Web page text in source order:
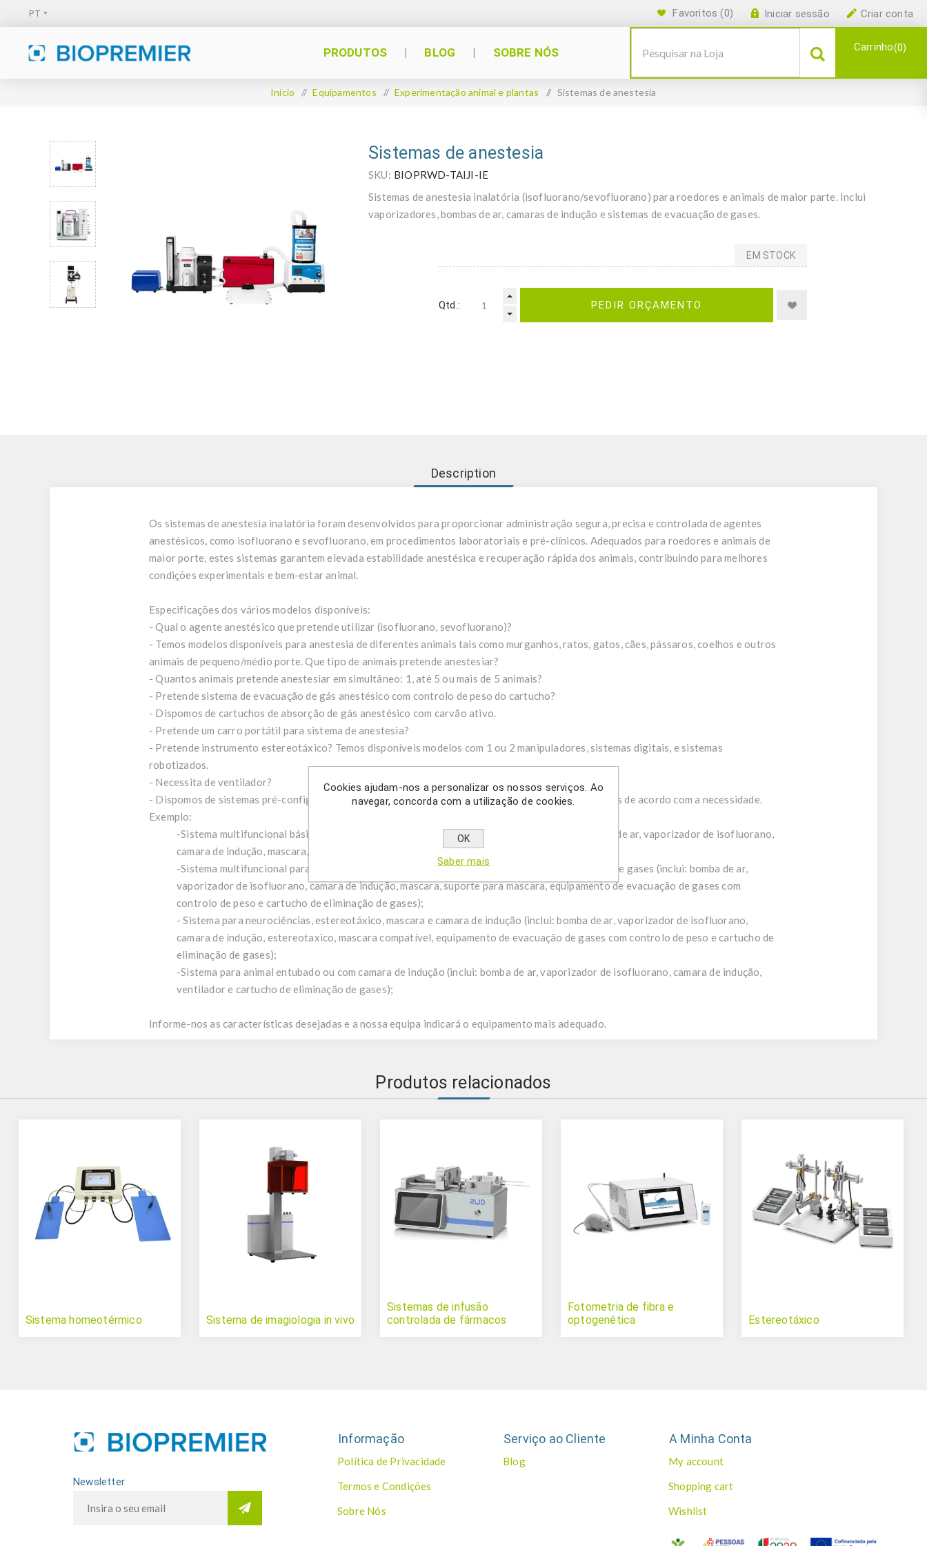
Criar conta
Iniciar sessão
Favoritos (0)
PRODUTOS BLOG SOBRE NÓS Carrinho 0
Início / Equipamentos / Experimentação animal e plantas / Sistemas de anestesia
Sistemas de anestesia
SKU: BIOPRWD-TAIJI-IE
Sistemas de anestesia inalatória (isofluorano/sevofluorano) para roedores e animais de maior parte. Inclui
vaporizadores, bombas de ar, camaras de indução e sistemas de evacuação de gases.
EM STOCK
Qtd.: PEDIR ORÇAMENTO
Description
Os sistemas de anestesia inalatória foram desenvolvidos para proporcionar administração segura, precisa e controlada de agentes
anestésicos, como isofluorano e sevofluorano, em procedimentos laboratoriais e pré-clínicos. Adequados para roedores e animais de
maior porte, estes sistemas garantem elevada estabilidade anestésica e recuperação rápida dos animais, contribuindo para melhores
condições experimentais e bem-estar animal.
Especificações dos vários modelos disponíveis:
- Qual o agente anestésico que pretende utilizar (isofluorano, sevofluorano)?
- Temos modelos disponíveis para anestesia de diferentes animais tais como murganhos, ratos, gatos, cães, pássaros, coelhos e outros
animais de pequeno/médio porte. Que tipo de animais pretende anestesiar?
- Quantos animais pretende anestesiar em simultâneo: 1, até 5 ou mais de 5 animais?
- Pretende sistema de evacuação de gás anestésico com controlo de peso do cartucho?
- Dispomos de cartuchos de absorção de gás anestésico com carvão ativo.
- Pretende um carro portátil para sistema de anestesia?
- Pretende instrumento estereotáxico? Temos disponíveis modelos com 1 ou 2 manipuladores, sistemas digitais, e sistemas
robotizados.
- Necessita de ventilador?
- Dispomos de sistemas pré-configurados com vários módulos integrados, que poderão ser ajustados de acordo com a necessidade.
Exemplo:
-Sistema multifuncional básico para roedores com mascara e camara de indução (inclui: bomba de ar, vaporizador de isofluorano,
camara de indução, mascara, suporte para mascara e cartucho de eliminação de gases);
-Sistema multifuncional para roedor com mascara, camara de indução e sistema de evacuação de gases (inclui: bomba de ar,
vaporizador de isofluorano, camara de indução, mascara, suporte para mascara, equipamento de evacuação de gases com
controlo de peso e cartucho de eliminação de gases);
- Sistema para neurociências, estereotáxico, mascara e camara de indução (inclui: bomba de ar, vaporizador de isofluorano,
camara de indução, estereotaxico, mascara compatível, equipamento de evacuação de gases com controlo de peso e cartucho de
eliminação de gases);
-Sistema para animal entubado ou com camara de indução (inclui: bomba de ar, vaporizador de isofluorano, camara de indução,
ventilador e cartucho de eliminação de gases);
Informe-nos as características desejadas e a nossa equipa indicará o equipamento mais adequado.
Produtos relacionados
Sistema homeotérmico Sistema de imagiologia in vivo
Sistemas de infusão
controlada de fármacos
Fotometria de fibra e
optogenética
Estereotáxico
Newsletter
Informação
Política de Privacidade
Termos e Condições
Sobre Nós
Serviço ao Cliente
Blog
A Minha Conta
My account
Shopping cart
Wishlist
Cookies ajudam-nos a personalizar os nossos serviços. Ao
navegar, concorda com a utilização de cookies.
OK
Saber mais